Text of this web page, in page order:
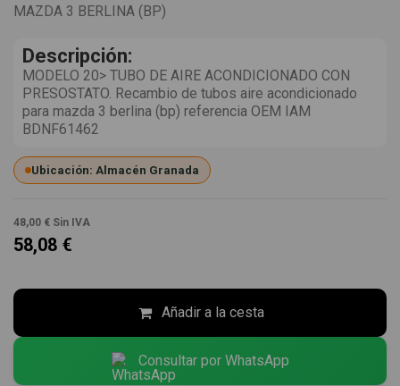
MAZDA 3 BERLINA (BP)
Descripción:
MODELO 20> TUBO DE AIRE ACONDICIONADO CON
PRESOSTATO. Recambio de tubos aire acondicionado
para mazda 3 berlina (bp) referencia OEM IAM
BDNF61462
Ubicación: Almacén Granada
48,00 € Sin IVA
58,08 €
Añadir a la cesta
Consultar por WhatsApp